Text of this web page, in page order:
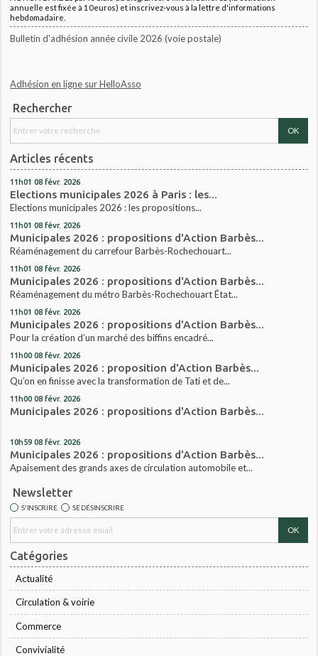
annuelle est fixée à 10euros) et inscrivez-vous à la lettre d'informations
hebdomadaire.
Bulletin d'adhésion année civile 2026 (voie postale)
Adhésion en ligne sur HelloAsso
Rechercher
Articles récents
11h01 08 févr. 2026
Elections municipales 2026 à Paris : les...
Elections municipales 2026 : les propositions...
11h01 08 févr. 2026
Municipales 2026 : propositions d'Action Barbès...
Réaménagement du carrefour Barbès-Rochechouart...
11h01 08 févr. 2026
Municipales 2026 : propositions d'Action Barbès...
Réaménagement du métro Barbès-Rochechouart État...
11h01 08 févr. 2026
Municipales 2026 : propositions d'Action Barbès...
Pour la création d’un marché des biffins encadré...
11h00 08 févr. 2026
Municipales 2026 : proposition d'Action Barbès...
Qu’on en finisse avec la transformation de Tati et de...
11h00 08 févr. 2026
Municipales 2026 : propositions d'Action Barbès...
10h59 08 févr. 2026
Municipales 2026 : propositions d'Action Barbès...
Apaisement des grands axes de circulation automobile et...
Newsletter
S'INSCRIRE SE DÉSINSCRIRE
Catégories
Actualité
Circulation & voirie
Commerce
Convivialité